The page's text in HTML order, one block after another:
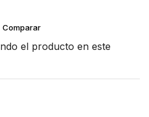
Comparar
el producto en este